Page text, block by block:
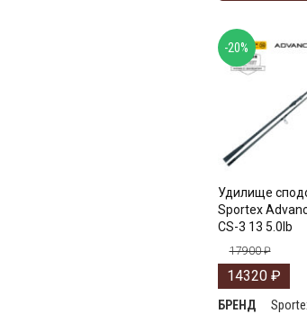
Удилище
Sportex
CS-3 13 5.0lb
17900₽
14320 ₽
БРЕНД
-20%